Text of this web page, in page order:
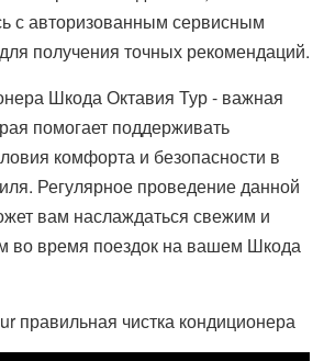
с авторизованным сервисным
получения точных рекомендаций.
Шкода Октавия Тур - важная
помогает поддерживать
комфорта и безопасности в
Регулярное проведение данной
вам наслаждаться свежим и
во время поездок на вашем Шкода
правильная чистка кондиционера